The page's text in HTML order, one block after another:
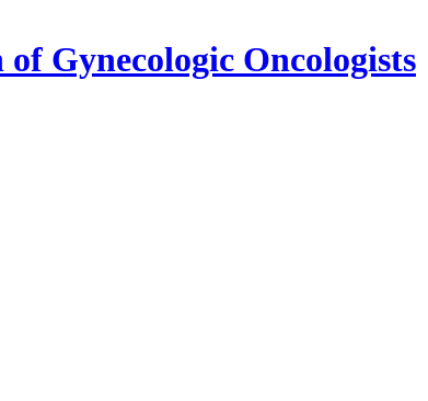
Gynecologic Oncologists